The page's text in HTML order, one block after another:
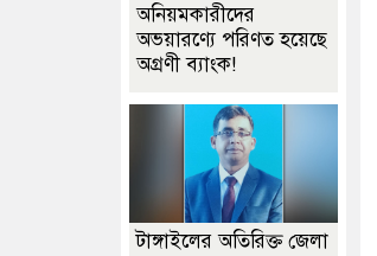
অনিয়মকারীদের
অভয়ারণ্যে পরিণত হয়েছে
অগ্রণী ব্যাংক!
টাঙ্গাইলের অতিরিক্ত জেলা